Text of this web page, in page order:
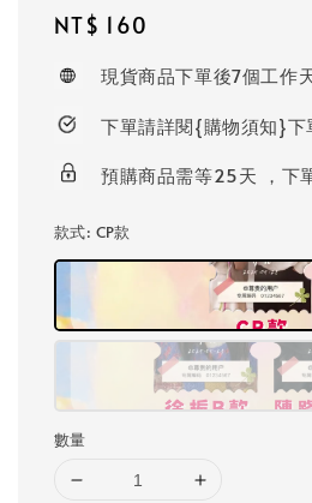
Regular
NT$ 160
現貨商品下單後7個工作
下單請詳閱{購物須知}下
預購商品需等25天 ，下
款式: CP款
數量